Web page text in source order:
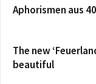
Aphorismen aus
The new
beautiful